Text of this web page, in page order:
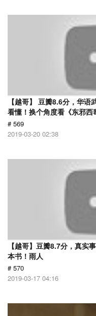
【越哥】 豆瓣8.6分，华
看懂！换个角度看《东邪西
# 569
2019-03-20 02:38
【越哥】豆瓣8.7分，真实
本书！雨人
# 570
2019-03-17 04:16